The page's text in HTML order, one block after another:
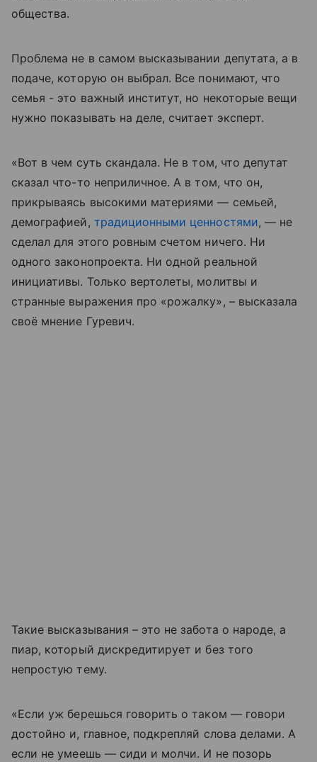
общества.
Проблема не в самом высказывании депутата, а в
подаче, которую он выбрал. Все понимают, что
семья - это важный институт, но некоторые вещи
нужно показывать на деле, считает эксперт.
«Вот в чем суть скандала. Не в том, что депутат
сказал что-то неприличное. А в том, что он,
прикрываясь высокими материями — семьей,
демографией, традиционными ценностями, — не
сделал для этого ровным счетом ничего. Ни
одного законопроекта. Ни одной реальной
инициативы. Только вертолеты, молитвы и
странные выражения про «рожалку», – высказала
своё мнение Гуревич.
Такие высказывания – это не забота о народе, а
пиар, который дискредитирует и без того
непростую тему.
«Если уж берешься говорить о таком — говори
достойно и, главное, подкрепляй слова делами. А
если не умеешь — сиди и молчи. И не позорь